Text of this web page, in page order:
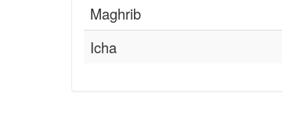
Maghrib
Icha